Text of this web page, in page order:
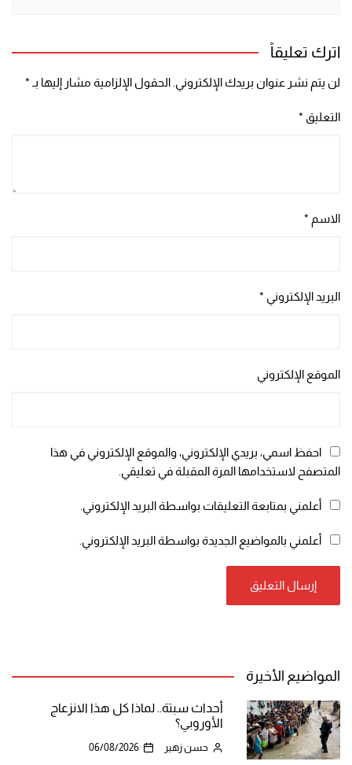
اترك تعليقاً
لن يتم نشر عنوان بريدك الإلكتروني. الحقول الإلزامية مشار إليها بـ *
التعليق *
الاسم *
البريد الإلكتروني *
الموقع الإلكتروني
احفظ اسمي، بريدي الإلكتروني، والموقع الإلكتروني في هذا
المتصفح لاستخدامها المرة المقبلة في تعليقي.
أعلمني بمتابعة التعليقات بواسطة البريد الإلكتروني.
أعلمني بالمواضيع الجديدة بواسطة البريد الإلكتروني.
المواضيع الأخيرة
أحداث سبتة.. لماذا كل هذا الانزعاج
الأوروبي؟
حسن زهير 06/08/2026